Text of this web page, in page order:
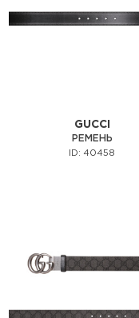
GUCCI
РЕМЕНЬ
ID: 40458